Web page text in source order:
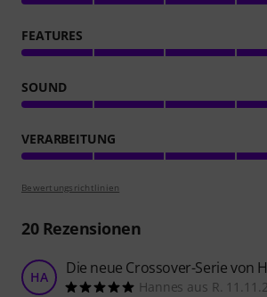
FEATURES
SOUND
VERARBEITUNG
Bewertungsrichtlinien
20Rezensionen
HA Die neue Crossover-Serie von
Hannes aus R.